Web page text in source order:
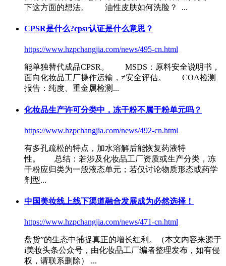
下这方面的想法。 油性皮肤如何洗脸？ ...
CPSR是什么?cpsr认证是什么意思？
https://www.hzpchangjia.com/news/495-cn.html
能单独替代成品CPSR。 MSDS：原料安全说明书，
面向化妆品工厂操作运输，≠安全评估。 COA检测
报告：纯度、重金属检测...
化妆品生产许可分类中，冻干粉不属于粉单元吗？
https://www.hzpchangjia.com/news/492-cn.html
有多孔疏松的特点，加水溶解后能恢复药液特
性。 总结：若涉及化妆品工厂资质或生产分类，冻
干粉应归类为一般液态单元；若仅讨论物质形态或药学
剂型...
中国美妆线上线下渠道融合发展成为必然选择！
https://www.hzpchangjia.com/news/471-cn.html
盘货”的生态中捕捉真正的增长红利。（本文内容来源于
i美妆头条公众号，由化妆品工厂编者整理发布，如有侵
权，请联系删除） ...